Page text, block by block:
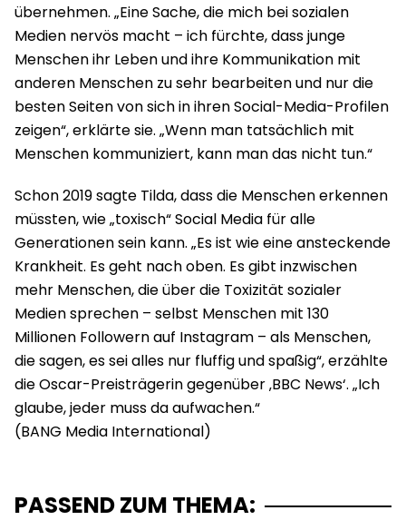
übernehmen. „Eine Sache, die mich bei sozialen
Medien nervös macht – ich fürchte, dass junge
Menschen ihr Leben und ihre Kommunikation mit
anderen Menschen zu sehr bearbeiten und nur die
besten Seiten von sich in ihren Social-Media-Profilen
zeigen“, erklärte sie. „Wenn man tatsächlich mit
Menschen kommuniziert, kann man das nicht tun.“
Schon 2019 sagte Tilda, dass die Menschen erkennen
müssten, wie „toxisch“ Social Media für alle
Generationen sein kann. „Es ist wie eine ansteckende
Krankheit. Es geht nach oben. Es gibt inzwischen
mehr Menschen, die über die Toxizität sozialer
Medien sprechen – selbst Menschen mit 130
Millionen Followern auf Instagram – als Menschen,
die sagen, es sei alles nur fluffig und spaßig“, erzählte
die Oscar-Preisträgerin gegenüber ‚BBC News‘. „Ich
glaube, jeder muss da aufwachen.“
PASSEND ZUM THEMA: